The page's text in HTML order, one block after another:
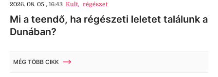
2026. 08. 05., 16:43 Kult, régészet
Mi a teendő, ha régészeti leletet találunk a
Dunában?
MÉG TÖBB CIKK